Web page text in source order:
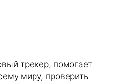
трекер, помогает
миру, проверить